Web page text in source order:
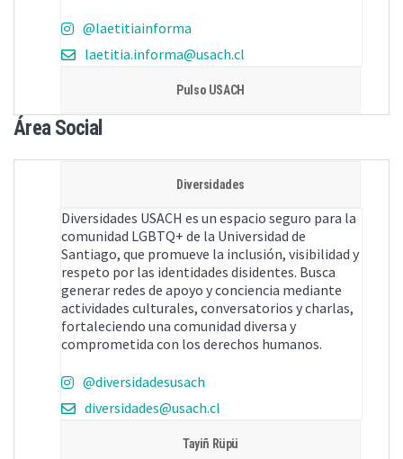
@laetitiainforma
laetitia.informa@usach.cl
Pulso USACH
Área Social
Diversidades
Diversidades USACH es un espacio seguro para la
comunidad LGBTQ+ de la Universidad de
Santiago, que promueve la inclusión, visibilidad y
respeto por las identidades disidentes. Busca
generar redes de apoyo y conciencia mediante
actividades culturales, conversatorios y charlas,
fortaleciendo una comunidad diversa y
comprometida con los derechos humanos.
@diversidadesusach
diversidades@usach.cl
Tayiñ Rüpü